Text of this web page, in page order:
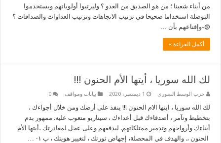
من أبناء شعبنا ؛ من هو الصديق من العدو ؟ وليرتبوا أولوياتهم ويستخدموا
البوصلة استخداما صحيحا في ترتيب الاتجاهات وترتيب العداوات والصداقات ؟
@-وإقناعهم بأن …
أكمل القراءة »
لك الله سوريا ، أيتها الأم الحنون !!!
حزب الوسط السوري 1 ديسمبر، 2020 بيانات ومواقف 0
لك الله سوريا ، ايتها الام الحنون !!! ينفذ على أرضك ومن خلال أجواءك ،
بتخطيط وتآمر ، أصدقاءك قبل أعداءك ، سيناريو متعوب عليه. ممهور بدم
أبناءك وأرواحهم وتدمير ممتلكاتهم. ليدفعهم وعلى عجل لمغادرتك ،أيتها الأم
الحنون ،. والهدف في المحصلة، إجهاض ثورتك ، لتغيير هويتك ، ب ١- …